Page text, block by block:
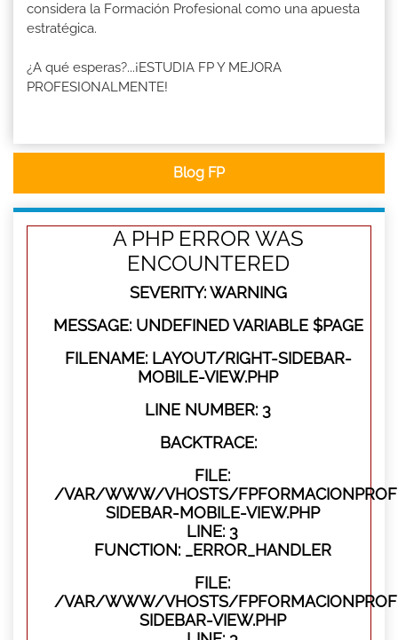
considera la Formación Profesional como una apuesta
estratégica.
¿A qué esperas?...¡ESTUDIA FP Y MEJORA
PROFESIONALMENTE!
Blog FP
A PHP ERROR WAS
ENCOUNTERED
SEVERITY: WARNING
MESSAGE: UNDEFINED VARIABLE $PAGE
FILENAME: LAYOUT/RIGHT-SIDEBAR-
MOBILE-VIEW.PHP
LINE NUMBER: 3
BACKTRACE:
FILE:
/VAR/WWW/VHOSTS/
SIDEBAR-MOBILE-VIEW.PHP
LINE: 3
FUNCTION: _ERROR_HANDLER
FILE:
/VAR/WWW/VHOSTS/
SIDEBAR-VIEW.PHP